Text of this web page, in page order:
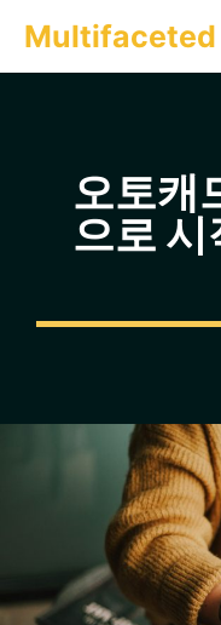
Multifaceted
오토캐
으로